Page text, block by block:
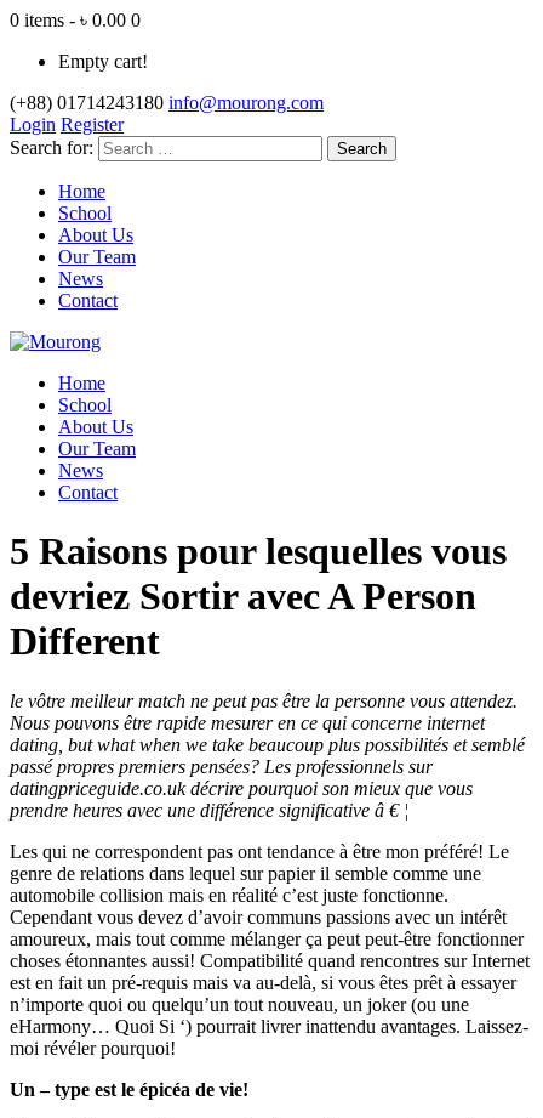
0 items - ৳ 0.00 0
Empty cart!
(+88) 01714243180 info@mourong.com
Login Register
Search for:
Home
School
About Us
Our Team
News
Contact
Home
School
About Us
Our Team
News
Contact
5 Raisons pour lesquelles vous
devriez Sortir avec A Person
Different
le vôtre meilleur match ne peut pas être la personne vous attendez.
Nous pouvons être rapide mesurer en ce qui concerne internet
dating, but what when we take beaucoup plus possibilités et semblé
passé propres premiers pensées? Les professionnels sur
datingpriceguide.co.uk décrire pourquoi son mieux que vous
prendre heures avec une différence significative â € ¦
Les qui ne correspondent pas ont tendance à être mon préféré! Le
genre de relations dans lequel sur papier il semble comme une
automobile collision mais en réalité c’est juste fonctionne.
Cependant vous devez d’avoir communs passions avec un intérêt
amoureux, mais tout comme mélanger ça peut peut-être fonctionner
choses étonnantes aussi! Compatibilité quand rencontres sur Internet
est en fait un pré-requis mais va au-delà, si vous êtes prêt à essayer
n’importe quoi ou quelqu’un tout nouveau, un joker (ou une
eHarmony… Quoi Si ‘) pourrait livrer inattendu avantages. Laissez-
moi révéler pourquoi!
Un – type est le épicéa de vie!